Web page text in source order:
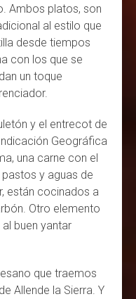
Ambos platos, son
al estilo que
desde tiempos
con los que se
un toque
y el entrecot de
Geográfica
una carne con el
y aguas de
están cocinados a
Otro elemento
buen yantar
que traemos
Allende la Sierra. Y